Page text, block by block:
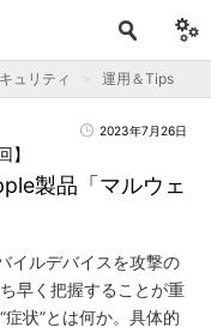
ュリティ 運用＆Tips
2023年7月26日
製品「マルウェ
】
イルデバイスを攻撃の
早く把握することが重
状”とは何か。具体的